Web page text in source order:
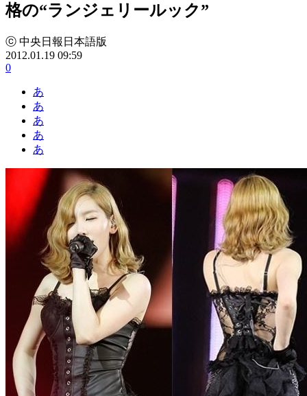
格の“ランジェリールック”
ⓒ 中央日報日本語版
2012.01.19 09:59
0
あ
あ
あ
あ
あ